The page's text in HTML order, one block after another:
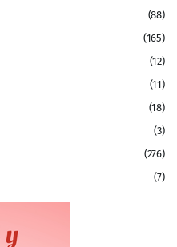
(88)
(165)
(12)
(11)
(18)
(3)
(276)
(7)